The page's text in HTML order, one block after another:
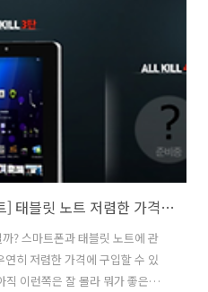
만들어 주면 좋겠다 하신다면.. 똑
다 마음의 담긴 정성으로 자신만
[20만원대 저렴한 태블릿 노트] 태블릿 노트 저렴한 가격에 안드로이드 4.0 아이스크림 샌드위치에 ICS 기본탑재
? 스마트폰과 태블릿 노트에 관
히 저렴한 가격에 구입할 수 있
이런쪽은 잘 몰라 뭐가 좋은지